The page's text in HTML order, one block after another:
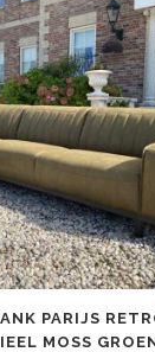
PARIJS
MOSS